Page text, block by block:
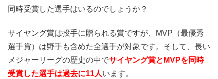
同時受賞した選手はいるのでしょうか？
サイヤング賞は投手に贈られる賞ですが、MVP（最優秀
選手賞）は野手も含めた全選手が対象です。そして、長い
メジャーリーグの歴史の中でサイヤング賞とMVPを同時
受賞した選手は過去に11人います。